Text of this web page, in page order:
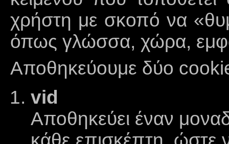
χρήστη με σκοπό να
όπως γλώσσα, χώρα,
Αποθηκεύουμε δύο
vid
Αποθηκεύει έναν